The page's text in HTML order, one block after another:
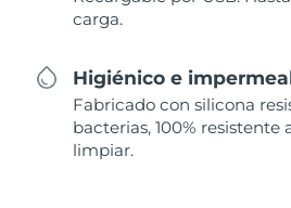
carga.
Higiénico e
Fabricado con silicona
bacterias, 100% resistente
limpiar.